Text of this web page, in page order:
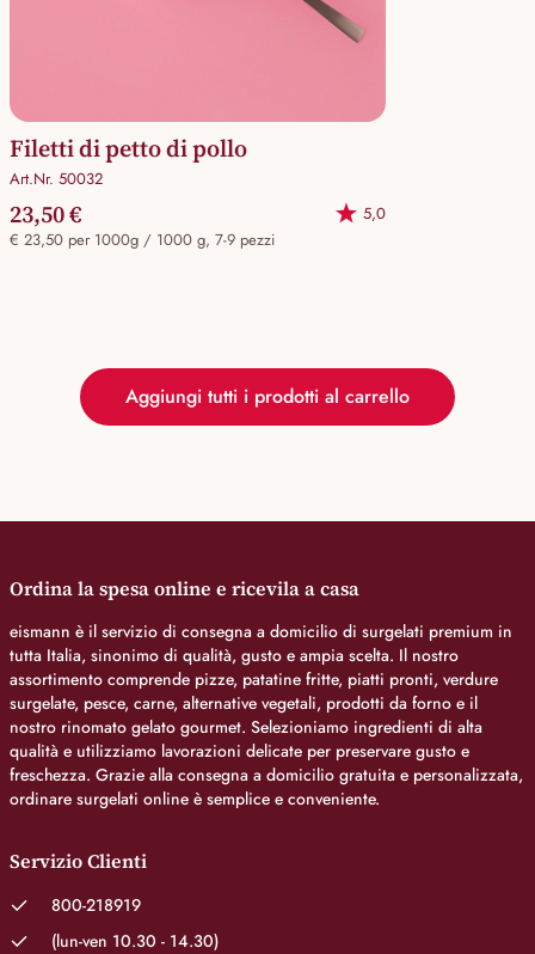
Filetti di petto di pollo
Art.Nr. 50032
23,50 €
5,0
€ 23,50 per 1000g / 1000 g, 7-9 pezzi
Aggiungi tutti i prodotti al carrello
Ordina la spesa online e ricevila a casa
eismann è il servizio di consegna a domicilio di surgelati premium in
tutta Italia, sinonimo di qualità, gusto e ampia scelta. Il nostro
assortimento comprende pizze, patatine fritte, piatti pronti, verdure
surgelate, pesce, carne, alternative vegetali, prodotti da forno e il
nostro rinomato gelato gourmet. Selezioniamo ingredienti di alta
qualità e utilizziamo lavorazioni delicate per preservare gusto e
freschezza. Grazie alla consegna a domicilio gratuita e personalizzata,
ordinare surgelati online è semplice e conveniente.
Servizio Clienti
800-218919
(lun-ven 10.30 - 14.30)